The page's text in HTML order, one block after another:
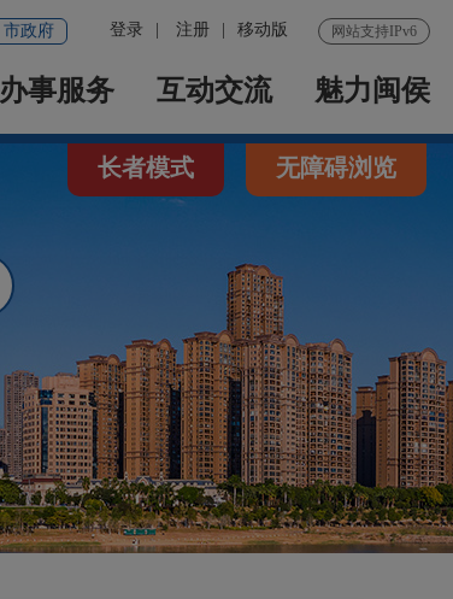
网站支持IPv6
登录 注册 移动版
市政府
办事服务 互动交流 魅力闽侯
长者模式 无障碍浏览